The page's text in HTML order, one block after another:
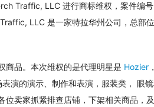
Traffic, LLC 进行商标维权，案件
LLC 是⼀家特拉华州公司，总部
商品。本次维权的是代理明星是 Hozier
演的演示、制作和表演，服装类， 眼
卖家抓紧排查店铺，下架相关商品，